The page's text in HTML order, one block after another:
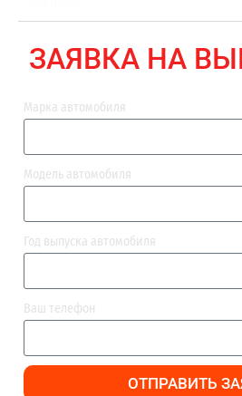
ЗАЯВКА НА
Марка автомобиля
Модель автомобиля
Год выпуска автомобиля
Ваш телефон
ОТПРАВИТЬ